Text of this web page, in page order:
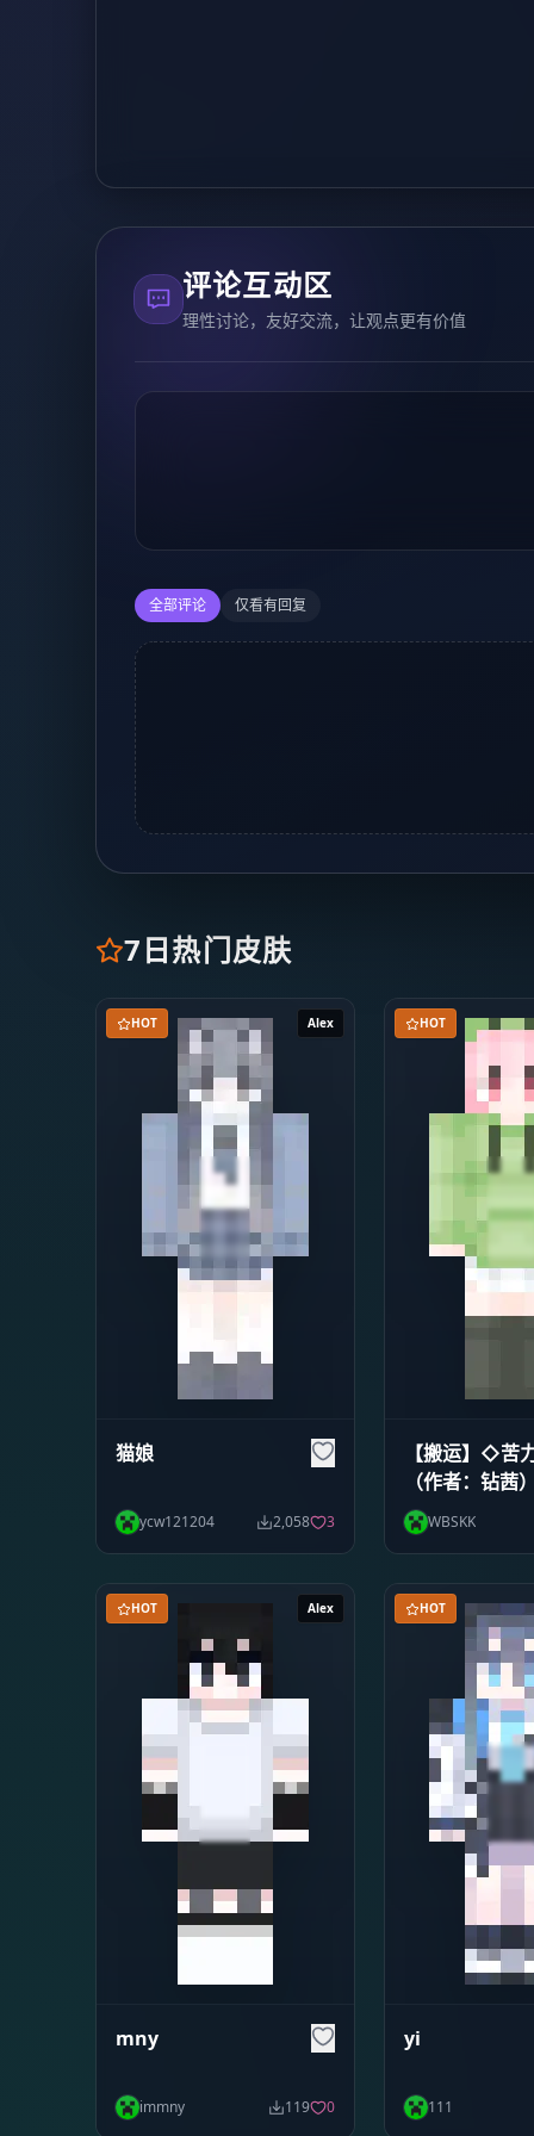
评论互动区
理性讨论，友好交流，让观点更有价值
全部评论 仅看有回复
7日热门皮肤
Alex
HOT
猫娘
ycw121204 2,058 3
HOT
【搬运】◇苦
（作者：钻茜
WBSKK
Alex
HOT
mny
immny 119 0
HOT
yi
111